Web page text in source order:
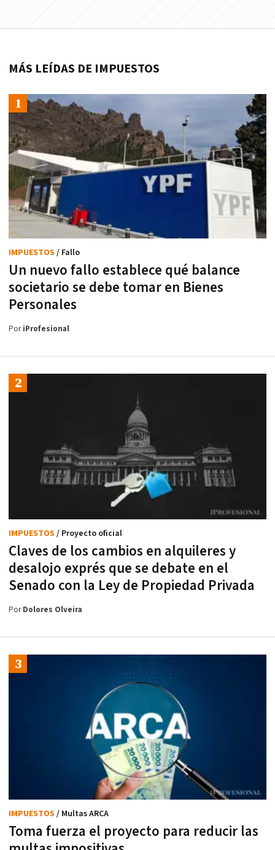
MÁS LEÍDAS DE IMPUESTOS
Un nuevo fallo establece qué balance
societario se debe tomar en Bienes
Personales
IMPUESTOS / Fallo
PoriProfesional
Claves de los cambios en alquileres y
desalojo exprés que se debate en el
Senado con la Ley de Propiedad Privada
IMPUESTOS / Proyecto oficial
PorDolores Olveira
Toma fuerza el proyecto para reducir las
IMPUESTOS / Multas ARCA